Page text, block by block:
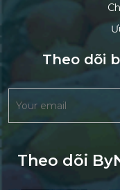
Theo dõi
Theo dõi